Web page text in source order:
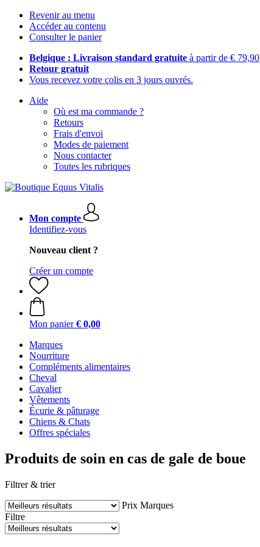
Revenir au menu
Accéder au contenu
Consulter le panier
Belgique : Livraison standard gratuite à partir de € 79,90
Retour gratuit
Vous recevez votre colis en 3 jours ouvrés.
Aide
Où est ma commande ?
Retours
Frais d'envoi
Modes de paiement
Nous contacter
Toutes les rubriques
Mon compte
Identifiez-vous
Nouveau client ?
Créer un compte
Mon panier € 0,00
Marques
Nourriture
Compléments alimentaires
Cheval
Cavalier
Vêtements
Écurie & pâturage
Chiens & Chats
Offres spéciales
Produits de soin en cas de gale de boue
Filtrer & trier
Prix Marques
Filtre